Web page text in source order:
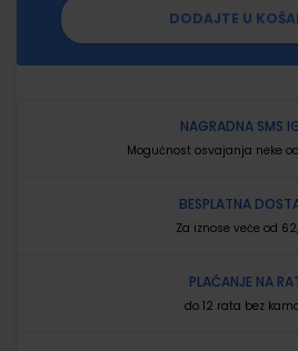
DODAJTE U
NAGRADNA SMS
Mogućnost osvajanja neke
BESPLATNA
Za iznose veće od
PLAĆANJE NA
do 12 rata bez